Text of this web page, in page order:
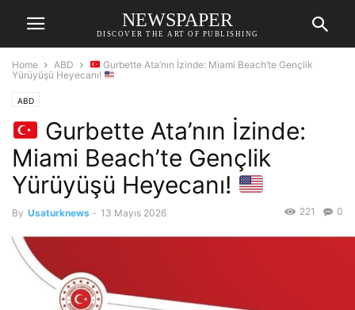
NEWSPAPER
DISCOVER THE ART OF PUBLISHING
Home ABD
Gurbette Ata’nın İzinde: Miami Beach’te Gençlik
Yürüyüşü Heyecanı!
ABD
Gurbette Ata’nın İzinde:
Miami Beach’te Gençlik
Yürüyüşü Heyecanı!
By Usaturknews - 13 Mayıs 2026 0
221